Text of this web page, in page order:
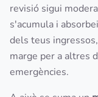
revisió sigui
s'acumula i
dels teus
marge per a altres
emergències.